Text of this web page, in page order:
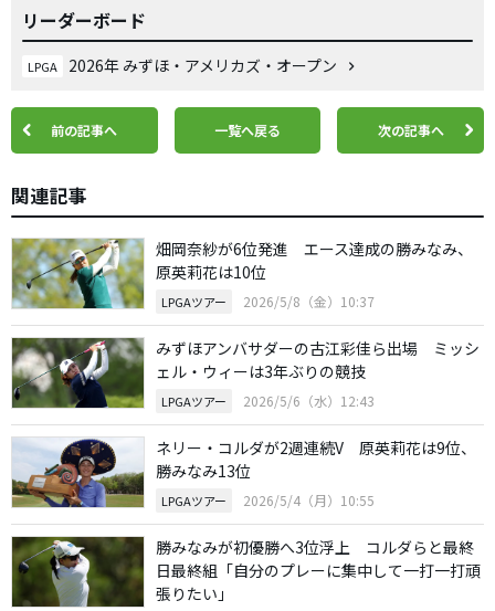
リーダーボード
LPGA 2026年 みずほ・アメリカズ・オープン
前の記事へ 一覧へ戻る 次の記事へ
関連記事
畑岡奈紗が6位発進 エース達成の勝みなみ、
原英莉花は10位
LPGAツアー 2026/5/8（金）10:37
みずほアンバサダーの古江彩佳ら出場 ミッシ
ェル・ウィーは3年ぶりの競技
LPGAツアー 2026/5/6（水）12:43
ネリー・コルダが2週連続V 原英莉花は9位、
勝みなみ13位
LPGAツアー 2026/5/4（月）10:55
勝みなみが初優勝へ3位浮上 コルダらと最終
日最終組「自分のプレーに集中して一打一打頑
張りたい」